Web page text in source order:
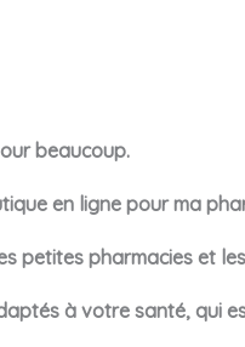
beaucoup.
en ligne pour ma
petites pharmacies et
à votre santé, qui